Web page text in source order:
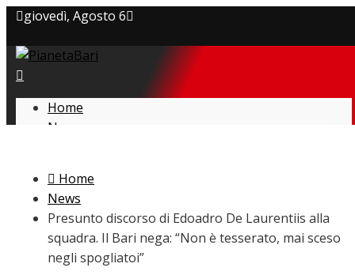
giovedì, Agosto 6
Privacy policy
Cookie Policy
Home
News
L’avversario
Giovanili
Le pagelle
Interviste
Focus
Home
News
Presunto discorso di Edoadro De Laurentiis alla
squadra. Il Bari nega: “Non è tesserato, mai sceso
negli spogliatoi”